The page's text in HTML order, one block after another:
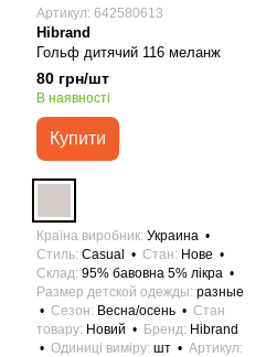
Артикул: 642580613
Hibrand
Гольф дитячий 116 меланж
80 грн/шт
В наявності
Купити
Країна виробник Украина
Стиль Casual Стан Нове
Склад 95% бавовна 5% лікра
Размер детской одежды разные
Сезон Весна/осень
Стан
товару Новий Бренд Hibrand
Одиниці виміру шт
Артикул